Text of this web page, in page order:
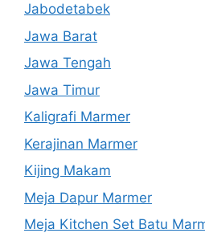
Jabodetabek
Jawa Barat
Jawa Tengah
Jawa Timur
Kaligrafi Marmer
Kerajinan Marmer
Kijing Makam
Meja Dapur Marmer
Meja Kitchen Set Batu